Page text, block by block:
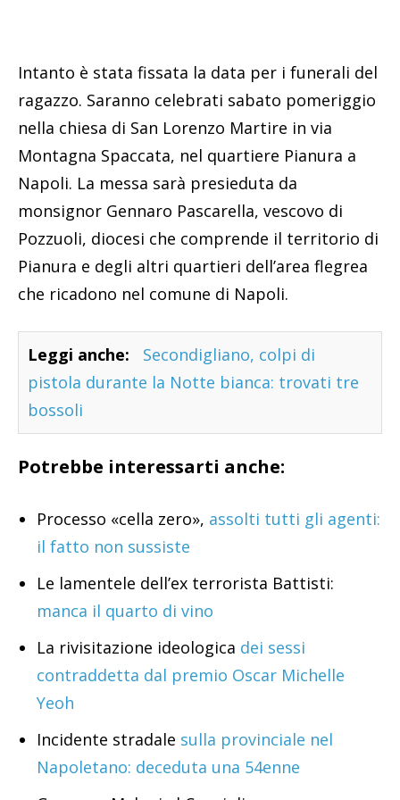
Intanto è stata fissata la data per i funerali del
ragazzo. Saranno celebrati sabato pomeriggio
nella chiesa di San Lorenzo Martire in via
Montagna Spaccata, nel quartiere Pianura a
Napoli. La messa sarà presieduta da
monsignor Gennaro Pascarella, vescovo di
Pozzuoli, diocesi che comprende il territorio di
Pianura e degli altri quartieri dell’area flegrea
che ricadono nel comune di Napoli.
Leggi anche:
Secondigliano, colpi di
pistola durante la Notte bianca: trovati tre
bossoli
Potrebbe interessarti anche:
Processo «cella zero», assolti tutti gli agenti:
il fatto non sussiste
Le lamentele dell’ex terrorista Battisti:
manca il quarto di vino
La rivisitazione ideologica dei sessi
contraddetta dal premio Oscar Michelle
Yeoh
Incidente stradale sulla provinciale nel
Napoletano: deceduta una 54enne